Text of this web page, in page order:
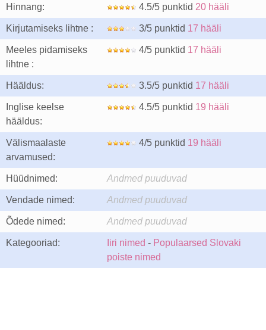
Hinnang: 4.5/5 punktid 20 hääli
Kirjutamiseks lihtne : 3/5 punktid 17 hääli
Meeles pidamiseks
lihtne :
4/5 punktid 17 hääli
Hääldus: 3.5/5 punktid 17 hääli
Inglise keelse
hääldus:
4.5/5 punktid 19 hääli
Välismaalaste
arvamused:
4/5 punktid 19 hääli
Hüüdnimed: Andmed puuduvad
Vendade nimed: Andmed puuduvad
Õdede nimed: Andmed puuduvad
Kategooriad: Iiri nimed - Populaarsed Slovaki
poiste nimed